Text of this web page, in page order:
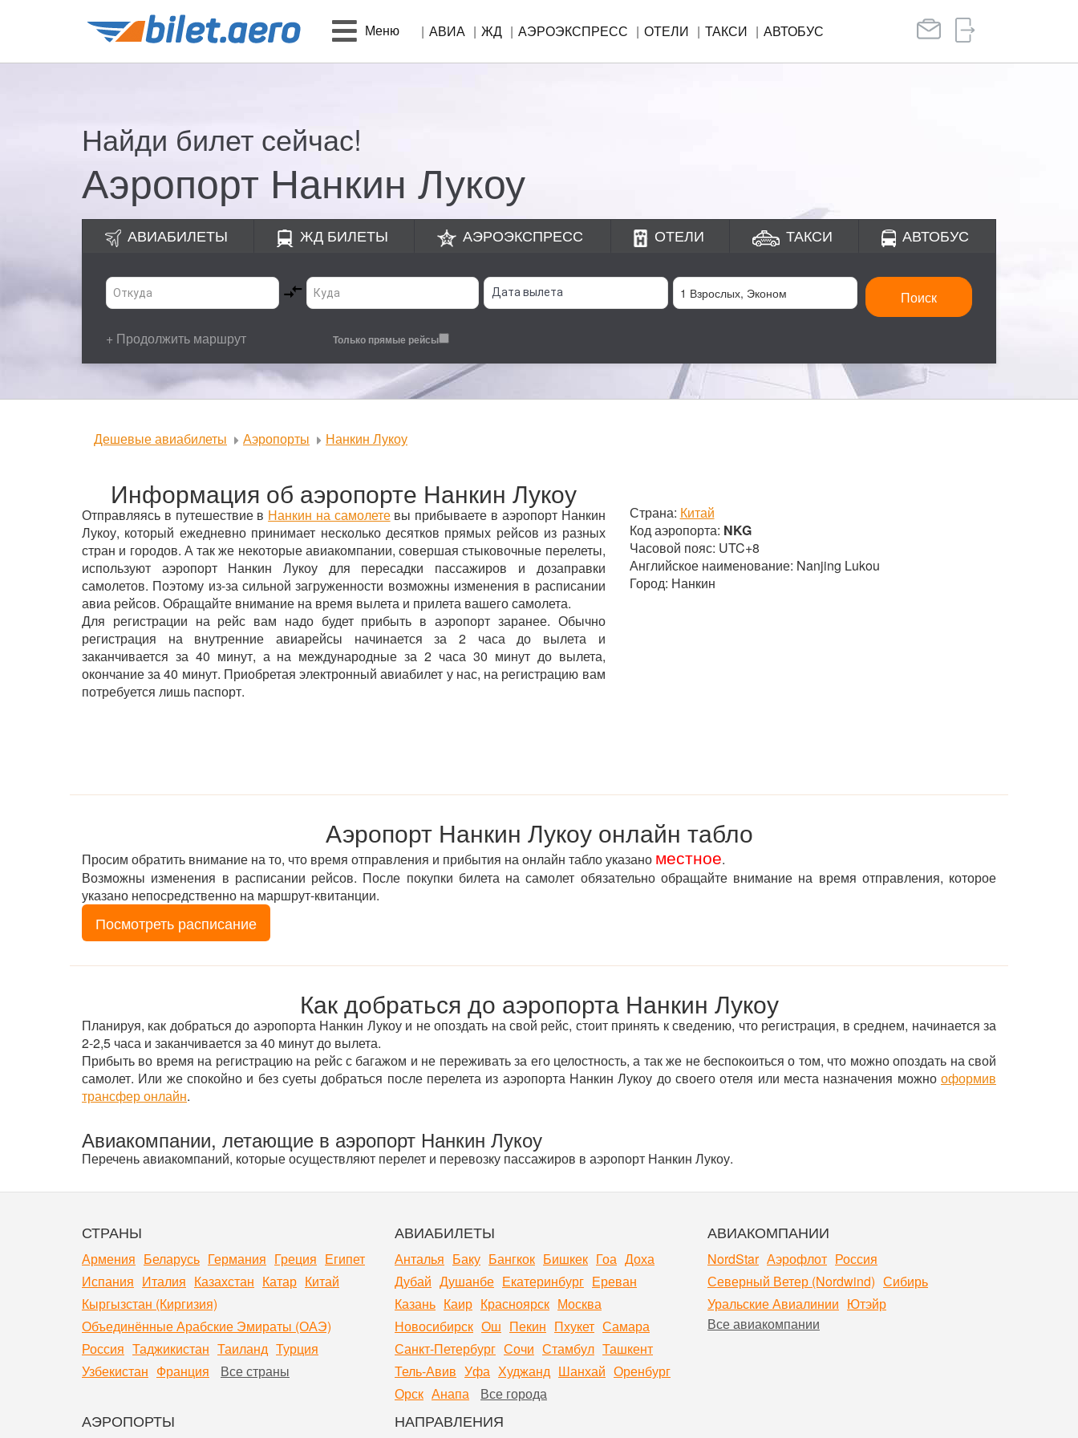
Меню АВИА ЖД АЭРОЭКСПРЕСС ОТЕЛИ ТАКСИ АВТОБУС
Найди билет сейчас!
Аэропорт Нанкин Лукоу
АВИАБИЛЕТЫ ЖД БИЛЕТЫ АЭРОЭКСПРЕСС ОТЕЛИ ТАКСИ АВТОБУС
Поиск
+ Продолжить маршрут Только прямые рейсы
Дешевые авиабилеты Аэропорты Нанкин Лукоу
Информация об аэропорте Нанкин Лукоу
Отправляясь в путешествие в Нанкин на самолетевы прибываете в аэропорт Нанкин
Лукоу, который ежедневно принимает несколько десятков прямых рейсов из разных
стран и городов. А так же некоторые авиакомпании, совершая стыковочные перелеты,
используют аэропорт Нанкин Лукоу для пересадки пассажиров и дозаправки
самолетов. Поэтому из-за сильной загруженности возможны изменения в расписании
авиа рейсов. Обращайте внимание на время вылета и прилета вашего самолета.
Для регистрации на рейс вам надо будет прибыть в аэропорт заранее. Обычно
регистрация на внутренние авиарейсы начинается за 2 часа до вылета и
заканчивается за 40 минут, а на международные за 2 часа 30 минут до вылета,
окончание за 40 минут. Приобретая электронный авиабилет у нас, на регистрацию вам
потребуется лишь паспорт.
Страна: Китай
Код аэропорта: NKG
Часовой пояс: UTC+8
Английское наименование: Nanjing Lukou
Город: Нанкин
Аэропорт Нанкин Лукоу онлайн табло
Просим обратить внимание на то, что время отправления и прибытия на онлайн табло указано местное.
Возможны изменения в расписании рейсов. После покупки билета на самолет обязательно обращайте внимание на время отправления, которое
указано непосредственно на маршрут-квитанции.
Посмотреть расписание
Как добраться до аэропорта Нанкин Лукоу
Планируя, как добраться до аэропорта Нанкин Лукоу и не опоздать на свой рейс, стоит принять к сведению, что регистрация, в среднем, начинается за
2-2,5 часа и заканчивается за 40 минут до вылета.
Прибыть во время на регистрацию на рейс с багажом и не переживать за его целостность, а так же не беспокоиться о том, что можно опоздать на свой
самолет. Или же спокойно и без суеты добраться после перелета из аэропорта Нанкин Лукоу до своего отеля или места назначения можно оформив
трансфер онлайн.
Авиакомпании, летающие в аэропорт Нанкин Лукоу
Перечень авиакомпаний, которые осуществляют перелет и перевозку пассажиров в аэропорт Нанкин Лукоу.
СТРАНЫ
Армения Беларусь Германия Греция Египет
Испания Италия Казахстан Катар Китай
Кыргызстан (Киргизия)
Объединённые Арабские Эмираты (ОАЭ)
Россия Таджикистан Таиланд Турция
Узбекистан Франция Все страны
АВИАБИЛЕТЫ
Анталья Баку Бангкок Бишкек Гоа Доха
Дубай Душанбе Екатеринбург Ереван
Казань Каир Красноярск Москва
Новосибирск Ош Пекин Пхукет Самара
Санкт-Петербург Сочи Стамбул Ташкент
Тель-Авив Уфа Худжанд Шанхай Оренбург
Орск Анапа Все города
АВИАКОМПАНИИ
NordStar Аэрофлот Россия
Северный Ветер (Nordwind) Сибирь
Уральские Авиалинии Ютэйр
Все авиакомпании
АЭРОПОРТЫ НАПРАВЛЕНИЯ